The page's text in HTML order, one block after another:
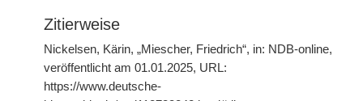
Zitierweise
Nickelsen, Kärin, „Miescher, Friedrich“, in: NDB-online,
veröffentlicht am 01.01.2025, URL:
https://www.deutsche-